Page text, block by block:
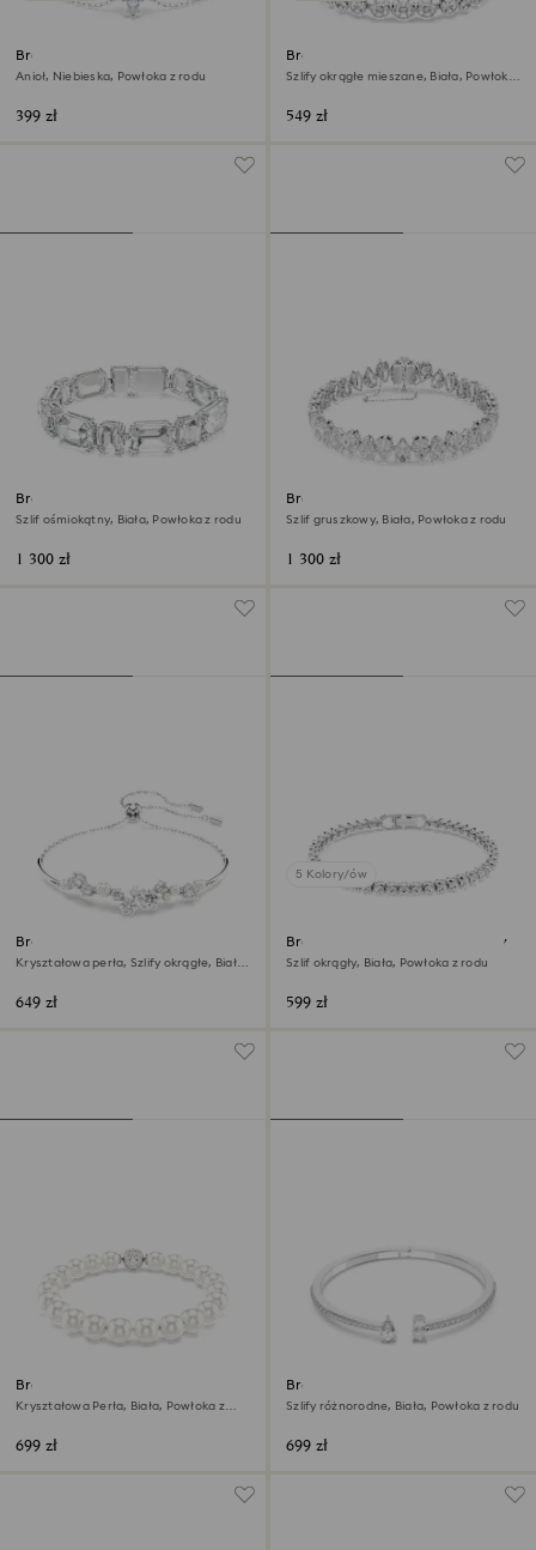
Bransoletka Magic
Anioł, Niebieska, Powłoka z rodu
399 zł
Bransoletka Imber
Szlify okrągłe mieszane, Biała, Powłoka
549 zł
Bransoletka Millenia
Szlif ośmiokątny, Biała, Powłoka z rodu
1 300 zł
Bransoletka Tennis Matrix
Szlif gruszkowy, Biała, Powłoka z rodu
1 300 zł
Bransoletka typu bangle
Constella
Kryształowa perła, Szlify okrągłe, Biała,
649 zł
5 Kolory/ów
Bransoletka Tennis Imber Emily
Szlif okrągły, Biała, Powłoka z rodu
599 zł
Bransoletka Matrix
Kryształowa Perła, Biała, Powłoka z
699 zł
Bransoletka typu mankiet
Mesmera
Szlify różnorodne, Biała, Powłoka z rodu
699 zł